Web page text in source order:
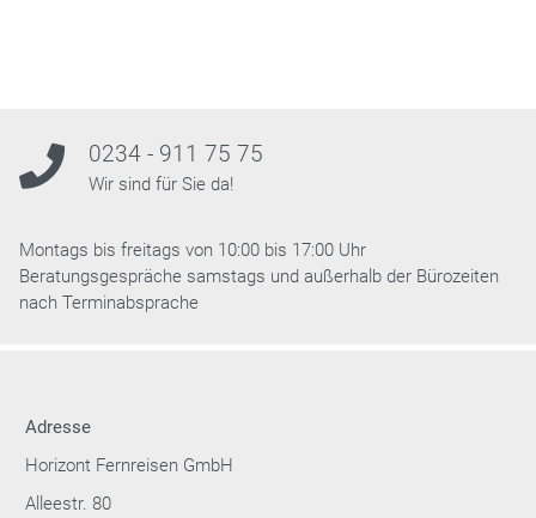
0234 - 911 75 75
Wir sind für Sie da!
Montags bis freitags von 10:00 bis 17:00 Uhr
Beratungsgespräche samstags und außerhalb der Bürozeiten
nach Terminabsprache
Adresse
Horizont Fernreisen GmbH
Alleestr. 80